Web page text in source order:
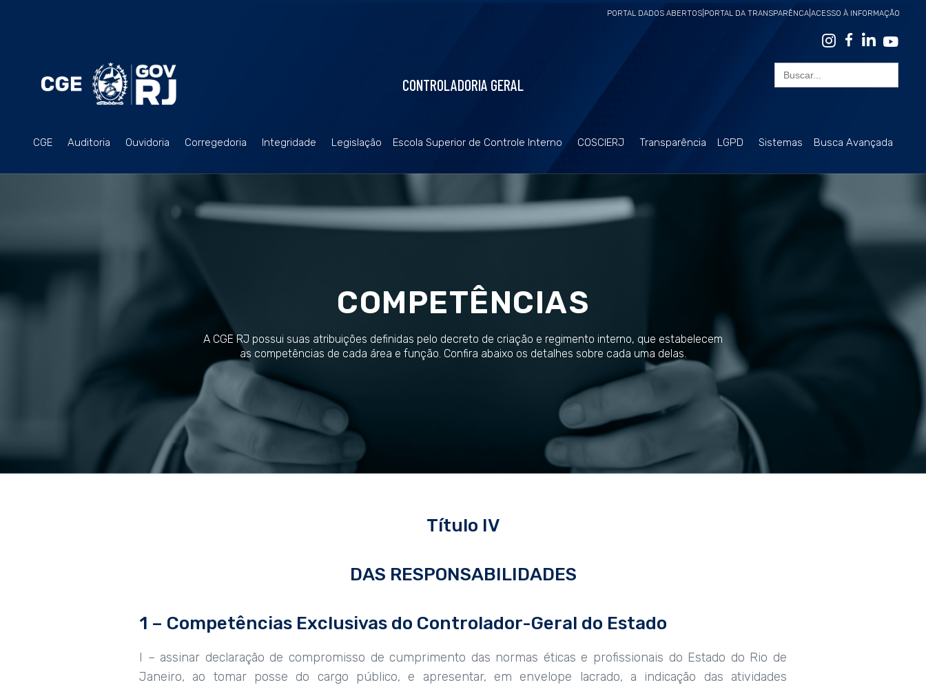
PORTAL DADOS ABERTOS PORTAL DA TRANSPARÊNCA ACESSO À INFORMAÇÃO
CONTROLADORIA GERAL
Search
for:
CGE Auditoria Ouvidoria Corregedoria Integridade Legislação Escola Superior de Controle Interno COSCIERJ Transparência LGPD Sistemas Busca Avançada
COMPETÊNCIAS
A CGE RJ possui suas atribuições definidas pelo decreto de criação e regimento interno, que estabelecem
as competências de cada área e função. Confira abaixo os detalhes sobre cada uma delas.
Título IV
DAS RESPONSABILIDADES
1 – Competências Exclusivas do Controlador-Geral do Estado
I – assinar declaração de compromisso de cumprimento das normas éticas e profissionais do Estado do Rio de
Janeiro, ao tomar posse do cargo público, e apresentar, em envelope lacrado, a indicação das atividades